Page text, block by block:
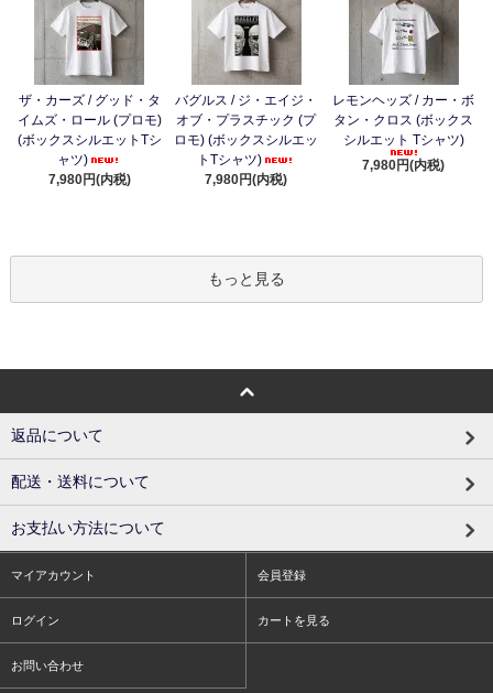
ザ・カーズ / グッド・タ
イムズ・ロール (プロモ)
(ボックスシルエットTシ
ャツ)
7,980円(内税)
バグルス / ジ・エイジ・
オブ・プラスチック (プ
ロモ) (ボックスシルエッ
トTシャツ)
7,980円(内税)
レモンヘッズ / カー・ボ
タン・クロス (ボックス
シルエット Tシャツ)
7,980円(内税)
もっと見る
返品について
配送・送料について
お支払い方法について
マイアカウント 会員登録
ログイン カートを見る
お問い合わせ